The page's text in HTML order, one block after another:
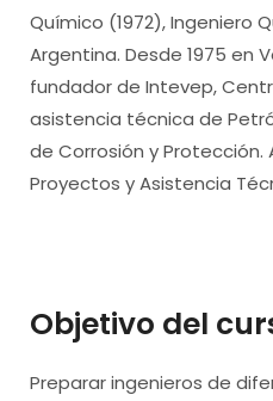
Químico (1972), Ingeniero
Argentina. Desde 1975 en
fundador de Intevep,
asistencia técnica de
de Corrosión y
Proyectos y Asistencia
Objetivo del
Preparar ingenieros de